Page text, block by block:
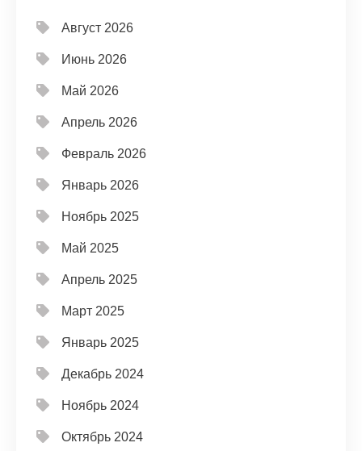
Август 2026
Июнь 2026
Май 2026
Апрель 2026
Февраль 2026
Январь 2026
Ноябрь 2025
Май 2025
Апрель 2025
Март 2025
Январь 2025
Декабрь 2024
Ноябрь 2024
Октябрь 2024